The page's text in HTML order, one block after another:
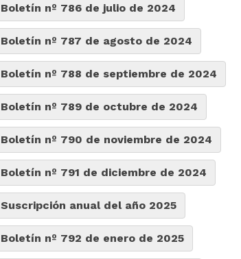
Boletín nº 786 de julio de 2024
Boletín nº 787 de agosto de 2024
Boletín nº 788 de septiembre de 2024
Boletín nº 789 de octubre de 2024
Boletín nº 790 de noviembre de 2024
Boletín nº 791 de diciembre de 2024
Suscripción anual del año 2025
Boletín nº 792 de enero de 2025